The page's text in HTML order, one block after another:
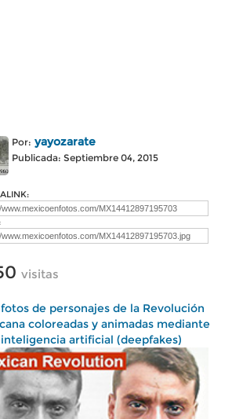
Por: yayozarate
Publicada: Septiembre 04, 2015
visitas
de personajes de la Revolución
coloreadas y animadas mediante
inteligencia artificial (deepfakes)